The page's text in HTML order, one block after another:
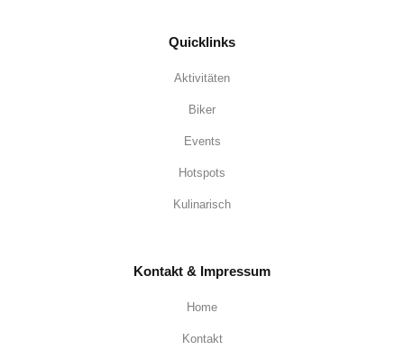
Quicklinks
Aktivitäten
Biker
Events
Hotspots
Kulinarisch
Kontakt & Impressum
Home
Kontakt